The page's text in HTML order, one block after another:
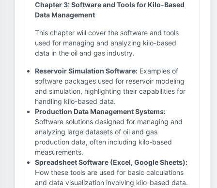
Chapter 3: Software and Tools for Kilo-Based
Data Management
This chapter will cover the software and tools
used for managing and analyzing kilo-based
data in the oil and gas industry.
Reservoir Simulation Software: Examples of
software packages used for reservoir modeling
and simulation, highlighting their capabilities for
handling kilo-based data.
Production Data Management Systems:
Software solutions designed for managing and
analyzing large datasets of oil and gas
production data, often including kilo-based
measurements.
Spreadsheet Software (Excel, Google Sheets):
How these tools are used for basic calculations
and data visualization involving kilo-based data.